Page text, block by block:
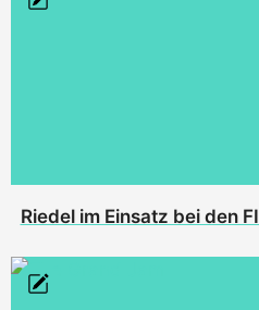
Riedel im Einsatz bei den